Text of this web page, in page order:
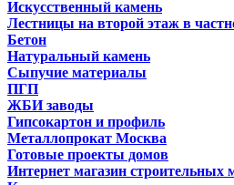
Искусственный камень
Лестницы на второй этаж в
Бетон
Натуральный камень
Сыпучие материалы
ПГП
ЖБИ заводы
Гипсокартон и профиль
Металлопрокат Москва
Готовые проекты домов
Интернет магазин строительных